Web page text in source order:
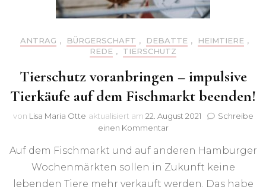
ANTRAG , BÜRGERSCHAFT , DEBATTE , HEIMTIERE ,
REDE , TIERSCHUTZ
Tierschutz voranbringen – impulsive
Tierkäufe auf dem Fischmarkt beenden!
von Lisa Maria Otte aktualisiert am 22. August 2021
Schreibe
einen Kommentarzu
voranbringen
–
Tierkäufe
Auf dem Fischmarkt und auf anderen Hamburger
Wochenmärkten sollen in Zukunft keine
lebenden Tiere mehr verkauft werden. Das habe